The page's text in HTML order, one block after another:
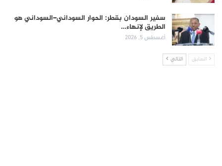
سفير السودان بقطر: الحوار السوداني–السوداني هو
الطريق لإنهاء…
أغسطس 5, 2026
السابق التالي